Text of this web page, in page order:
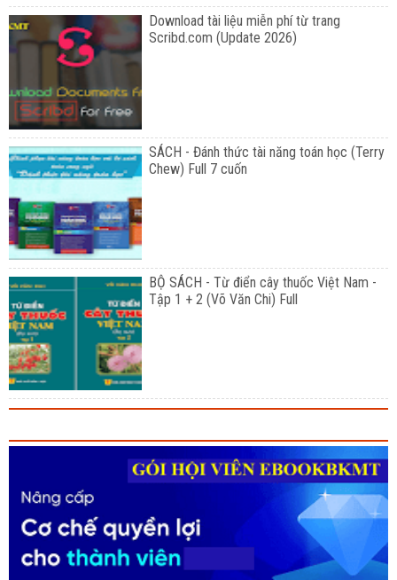
Download tài liệu miễn phí từ trang
Scribd.com (Update 2026)
SÁCH - Đánh thức tài năng toán học (Terry
Chew) Full 7 cuốn
BỘ SÁCH - Từ điển cây thuốc Việt Nam -
Tập 1 + 2 (Võ Văn Chi) Full